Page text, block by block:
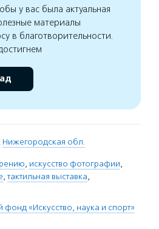
у вас была актуальная
материалы
в благотворительности.
Нижегородская обл.
, искусство фотографии,
,тактильная выставка,
фонд «Искусство, наука и спорт»